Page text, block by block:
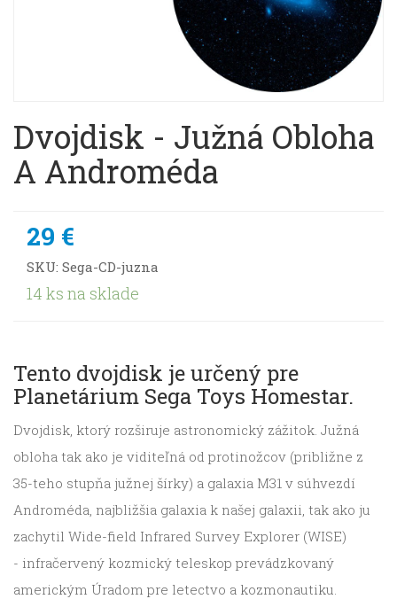
Dvojdisk - Južná Obloha
A Androméda
29 €
SKU: Sega-CD-juzna
14 ks na sklade
Tento dvojdisk je určený pre
Planetárium Sega Toys Homestar.
Dvojdisk, ktorý rozširuje astronomický zážitok. Južná
obloha tak ako je viditeľná od protinožcov (približne z
35-teho stupňa južnej šírky) a galaxia M31 v súhvezdí
Androméda, najbližšia galaxia k našej galaxii, tak ako ju
zachytil Wide-field Infrared Survey Explorer (WISE)
- infračervený kozmický teleskop prevádzkovaný
americkým Úradom pre letectvo a kozmonautiku.